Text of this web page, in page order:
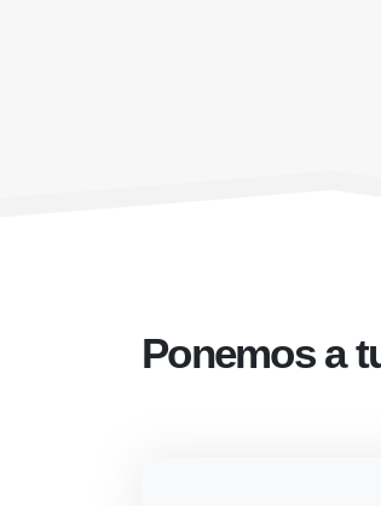
Ponemos a